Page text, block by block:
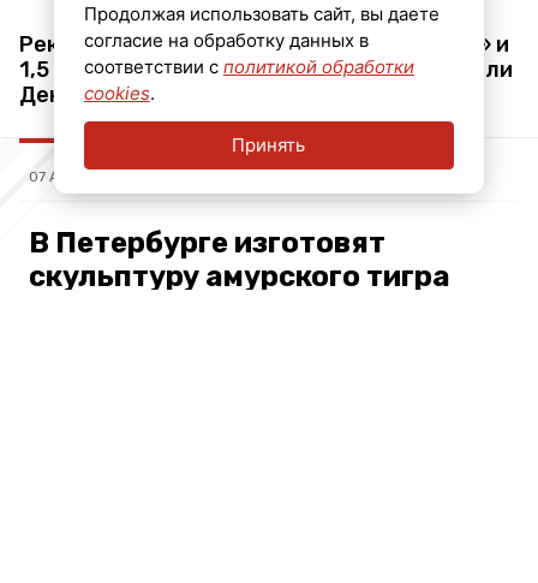
Рекордные 11,5 млн человек в «Моментах» и
1,5 млн постов про 9 мая: как отпраздновали
День Победы пользователи ОК
07 АВГ, 16:53
В Петербурге изготовят
скульптуру амурского тигра
Продолжая использовать сайт, вы даете
согласие на обработку данных в
соответствии с политикой обработки
cookies.
Принять